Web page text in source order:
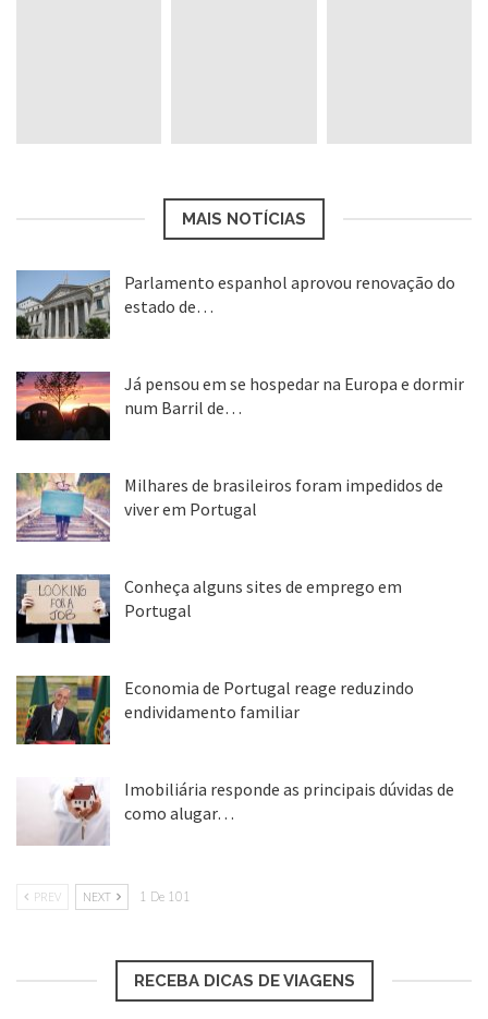
Fonte:Época Negócios
MAIS NOTÍCIAS
Parlamento espanhol aprovou renovação do
estado de…
Já pensou em se hospedar na Europa e dormir
num Barril de…
Milhares de brasileiros foram impedidos de
viver em Portugal
Conheça alguns sites de emprego em
Portugal
Economia de Portugal reage reduzindo
endividamento familiar
Imobiliária responde as principais dúvidas de
como alugar…
PREV NEXT 1 De 101
RECEBA DICAS DE VIAGENS